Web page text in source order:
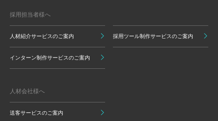
採用担当者様へ
人材紹介サービスのご案内 採用ツール制作サービスのご案内
インターン制作サービスのご案内
人材会社様へ
送客サービスのご案内